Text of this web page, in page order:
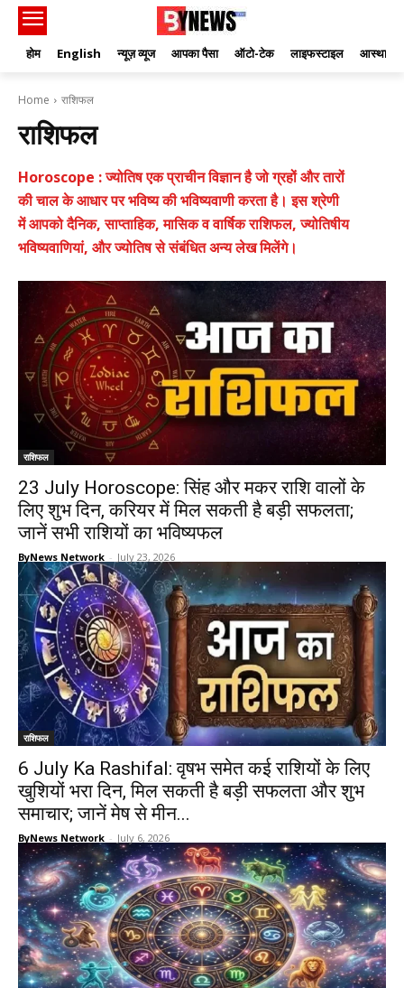
होम English न्यूज़ व्यूज आपका पैसा ऑटो-टेक लाइफस्टाइल आस्था
Home राशिफल
राशिफल
Horoscope : ज्योतिष एक प्राचीन विज्ञान है जो ग्रहों और तारों
की चाल के आधार पर भविष्य की भविष्यवाणी करता है। इस श्रेणी
में आपको दैनिक, साप्ताहिक, मासिक व वार्षिक राशिफल, ज्योतिषीय
भविष्यवाणियां, और ज्योतिष से संबंधित अन्य लेख मिलेंगे।
राशिफल
23 July Horoscope: सिंह और मकर राशि वालों के
लिए शुभ दिन, करियर में मिल सकती है बड़ी सफलता;
जानें सभी राशियों का भविष्यफल
ByNews Network - July 23, 2026
राशिफल
6 July Ka Rashifal: वृषभ समेत कई राशियों के लिए
खुशियों भरा दिन, मिल सकती है बड़ी सफलता और शुभ
समाचार; जानें मेष से मीन...
ByNews Network - July 6, 2026